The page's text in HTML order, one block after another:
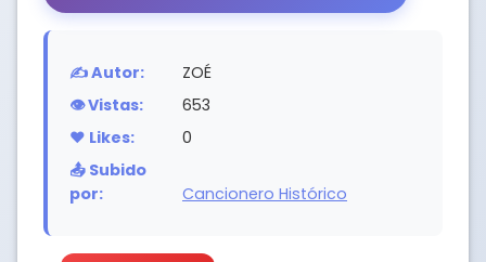
✍️ Autor:
ZOÉ
👁️ Vistas:
653
❤️ Likes:
0
📤 Subido
por:
Cancionero Histórico